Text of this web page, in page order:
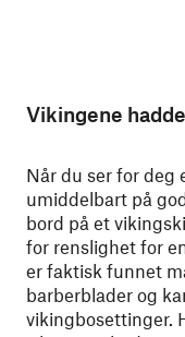
Vikingene
Når du ser for deg
umiddelbart på
bord på et
for renslighet for
er faktisk funnet
barberblader og
vikingbosettinger.